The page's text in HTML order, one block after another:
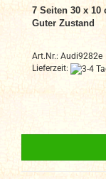
7 Seiten 30 x 10
Guter Zustand
Art.Nr.: Audi9282e
Lieferzeit: